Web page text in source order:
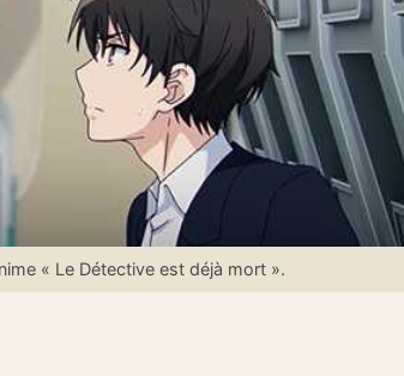
« Le Détective est déjà mort ».